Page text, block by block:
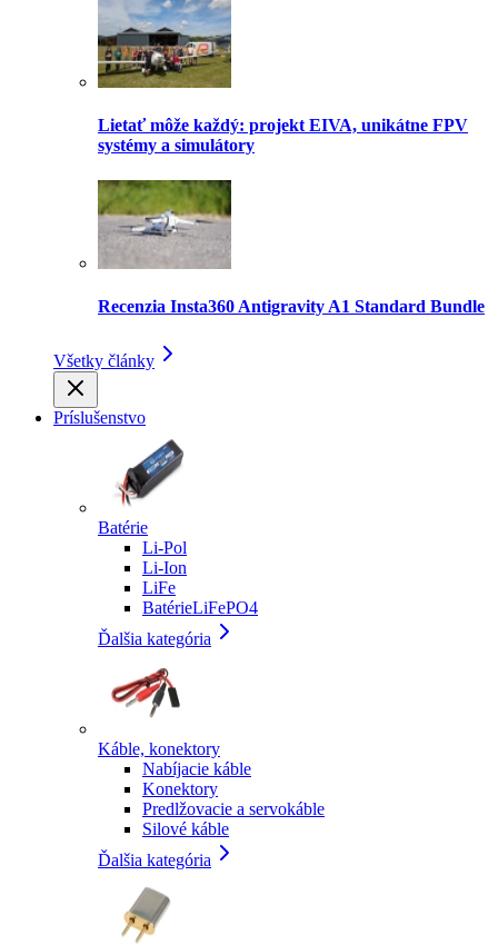
Lietať môže každý: projekt EIVA, unikátne FPV
systémy a simulátory
Recenzia Insta360 Antigravity A1 Standard Bundle
Všetky články
Príslušenstvo
Batérie
Li-Pol
Li-Ion
LiFe
BatérieLiFePO4
Ďalšia kategória
Káble, konektory
Nabíjacie káble
Konektory
Predlžovacie a servokáble
Silové káble
Ďalšia kategória